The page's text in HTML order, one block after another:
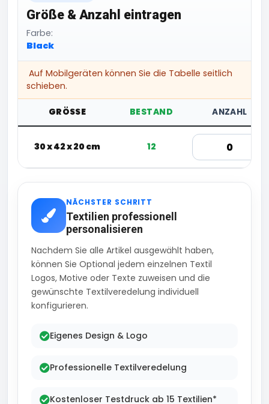
Größe & Anzahl eintragen
Farbe:
Black
Auf Mobilgeräten können Sie die Tabelle seitlich
schieben.
GRÖSSE BESTAND ANZAHL
30 x 42 x 20 cm 12
NÄCHSTER SCHRITT
Textilien professionell
personalisieren
Nachdem Sie alle Artikel ausgewählt haben,
können Sie Optional jedem einzelnen Textil
Logos, Motive oder Texte zuweisen und die
gewünschte Textilveredelung individuell
konfigurieren.
Eigenes Design & Logo
Professionelle Textilveredelung
Kostenloser Testdruck ab 15 Textilien*